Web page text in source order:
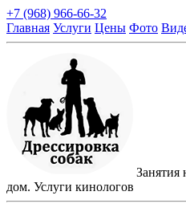
+7 (968) 966-66-32
Главная Услуги Цены Фото
Занятия
дом. Услуги кинологов